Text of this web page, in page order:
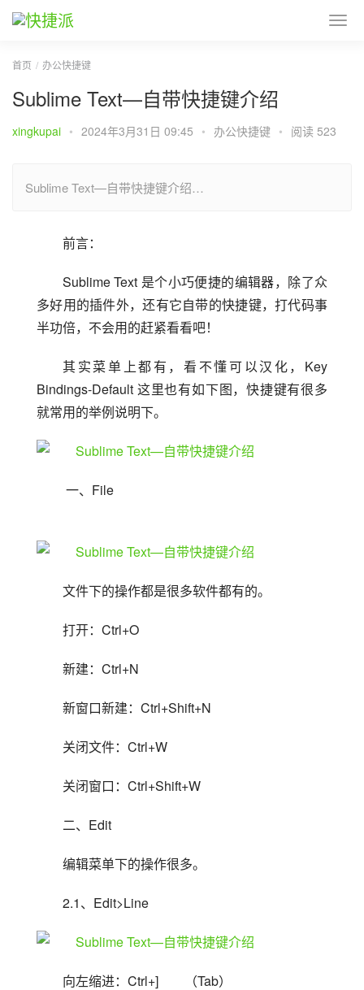
首页 办公快捷键
Sublime Text—自带快捷键介绍
xingkupai • 2024年3月31日 09:45 • 办公快捷键 • 阅读 523
Sublime Text—自带快捷键介绍…
前言：
Sublime Text 是个小巧便捷的编辑器，除了众
多好用的插件外，还有它自带的快捷键，打代码事
半功倍，不会用的赶紧看看吧！
其实菜单上都有，看不懂可以汉化，Key
Bindings-Default 这里也有如下图，快捷键有很多
就常用的举例说明下。
一、File
文件下的操作都是很多软件都有的。
打开：Ctrl+O
新建：Ctrl+N
新窗口新建：Ctrl+Shift+N
关闭文件：Ctrl+W
关闭窗口：Ctrl+Shift+W
二、Edit
编辑菜单下的操作很多。
2.1、Edit>Line
向左缩进：Ctrl+]　　（Tab）